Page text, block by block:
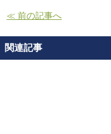
≪ 前の記事へ
関連記事